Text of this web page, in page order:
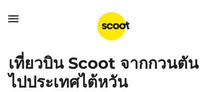

เที่ยวบิน Scoot จากกวนตัน
ไปประเทศไต้หวัน